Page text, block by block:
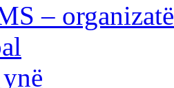
–